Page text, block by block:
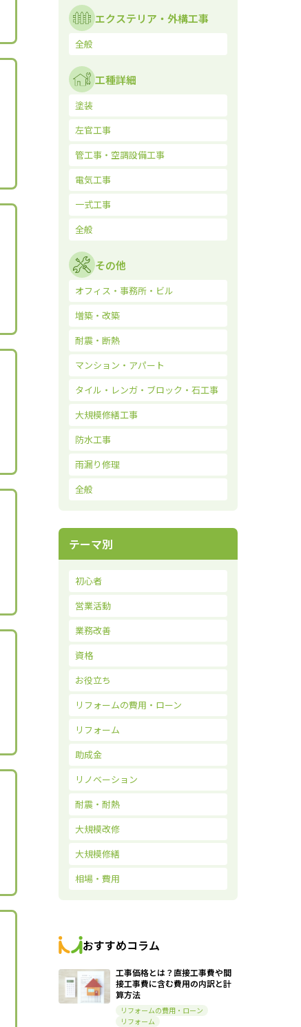
エクステリア・外構工事
全般
工種詳細
塗装
左官工事
管工事・空調設備工事
電気工事
一式工事
全般
その他
オフィス・事務所・ビル
増築・改築
耐震・断熱
マンション・アパート
タイル・レンガ・ブロック・石工事
大規模修繕工事
防水工事
雨漏り修理
全般
テーマ別
初心者
営業活動
業務改善
資格
お役立ち
リフォームの費用・ローン
リフォーム
助成金
リノベーション
耐震・耐熱
大規模改修
大規模修繕
相場・費用
おすすめコラム
工事価格とは？直接工事費や間
接工事費に含む費用の内訳と計
算方法
リフォームの費用・ローン
リフォーム